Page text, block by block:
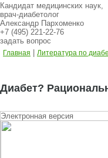
Кандидат медицинских наук,
врач-диабетолог
Александр Пархоменко
+7 (495) 221-22-76
задать вопрос
Главная Литература по
Диабет?
Электронная версия